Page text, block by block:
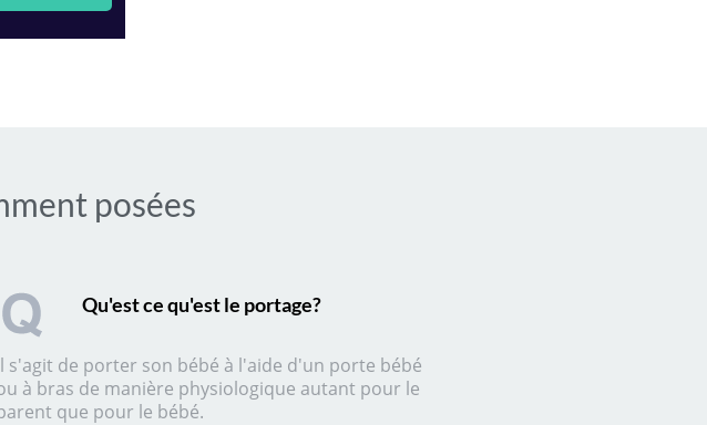
posées
Qu'est ce qu'est le portage?
s'agit de porter son bébé à l'aide d'un porte bébé
à bras de manière physiologique autant pour le
que pour le bébé.